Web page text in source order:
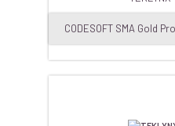
CODESOFT SMA Gold